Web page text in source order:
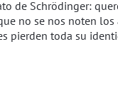
de Schrödinger:
no se nos noten los
pierden toda su